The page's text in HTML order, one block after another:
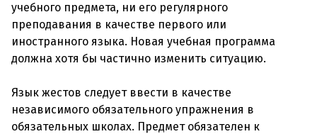
учебного предмета, ни его регулярного
преподавания в качестве первого или
иностранного языка. Новая учебная программа
должна хотя бы частично изменить ситуацию.
Язык жестов следует ввести в качестве
независимого обязательного упражнения в
обязательных школах. Предмет обязателен к